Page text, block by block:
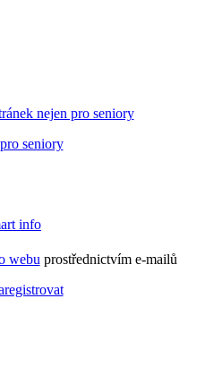
nejen pro seniory
webu prostřednictvím e-mailů